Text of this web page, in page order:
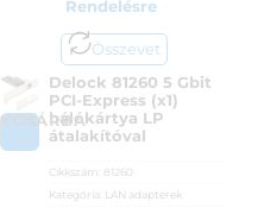
Rendelésre
Összevet
KOSÁRBA
Delock 81260 5 Gbit
PCI-Express (x1)
hálókártya LP
átalakítóval
Cikkszám: 81260
Kategória: LAN adapterek